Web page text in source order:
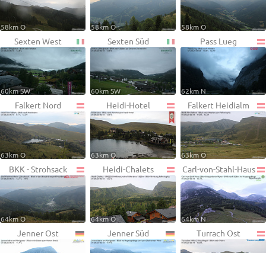
58km O 58km O 58km O
Sexten West
60km SW
Sexten Süd
60km SW
Pass Lueg
62km N
Falkert Nord
63km O
Heidi-Hotel
63km O
Falkert Heidialm
63km O
BKK - Strohsack
64km O
Heidi-Chalets
64km O
Carl-von-Stahl-Haus
64km N
Jenner Ost Jenner Süd Turrach Ost